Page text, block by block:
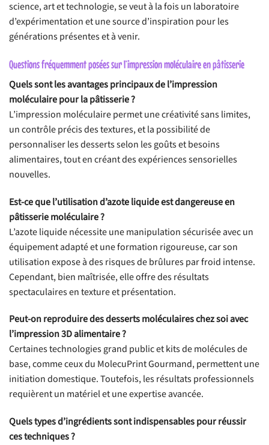
science, art et technologie, se veut à la fois un laboratoire
d’expérimentation et une source d’inspiration pour les
générations présentes et à venir.
Questions fréquemment posées sur l’impression moléculaire en pâtisserie
Quels sont les avantages principaux de l’impression
moléculaire pour la pâtisserie ?
L’impression moléculaire permet une créativité sans limites,
un contrôle précis des textures, et la possibilité de
personnaliser les desserts selon les goûts et besoins
alimentaires, tout en créant des expériences sensorielles
nouvelles.
Est-ce que l’utilisation d’azote liquide est dangereuse en
pâtisserie moléculaire ?
L’azote liquide nécessite une manipulation sécurisée avec un
équipement adapté et une formation rigoureuse, car son
utilisation expose à des risques de brûlures par froid intense.
Cependant, bien maîtrisée, elle offre des résultats
spectaculaires en texture et présentation.
Peut-on reproduire des desserts moléculaires chez soi avec
l’impression 3D alimentaire ?
Certaines technologies grand public et kits de molécules de
base, comme ceux du MolecuPrint Gourmand, permettent une
initiation domestique. Toutefois, les résultats professionnels
requièrent un matériel et une expertise avancée.
Quels types d’ingrédients sont indispensables pour réussir
ces techniques ?